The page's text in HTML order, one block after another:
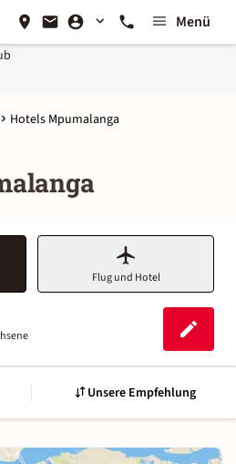
Menü
Hotels Mpumalanga
Flug und Hotel
Unsere Empfehlung